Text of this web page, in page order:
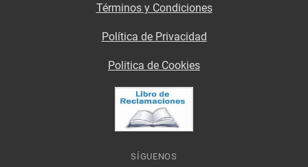
Términos y Condiciones
Política de Privacidad
Politica de Cookies
SÍGUENOS